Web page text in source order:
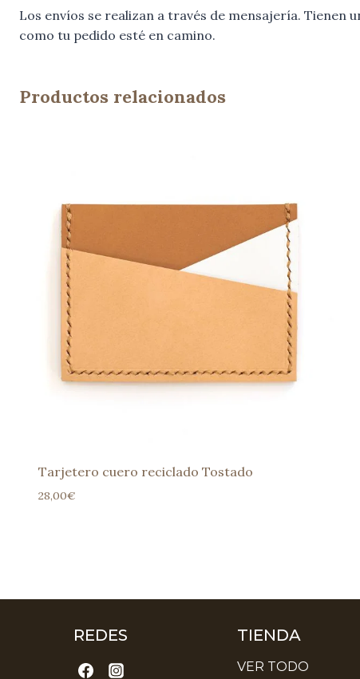
Los envíos se realizan a través de mensajería.
como tu pedido esté en camino.
Productos relacionados
Tarjetero cuero reciclado Tostado
28,00€
REDES TIENDA
VER TODO